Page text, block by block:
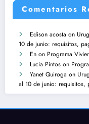
Comentarios
Edison acosta on
10 de junio: requisitos,
En on Programa
Lucia Pintos on
Yanet Quiroga on
al 10 de junio: requisitos,